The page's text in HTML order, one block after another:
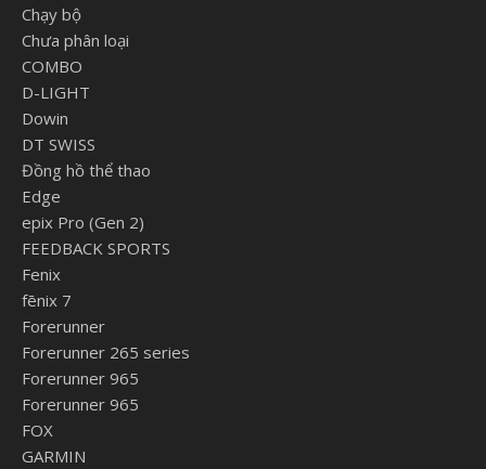
Chạy bộ
Chưa phân loại
COMBO
D-LIGHT
Dowin
DT SWISS
Đồng hồ thể thao
Edge
epix Pro (Gen 2)
FEEDBACK SPORTS
Fenix
fēnix 7
Forerunner
Forerunner 265 series
Forerunner 965
Forerunner 965
FOX
GARMIN